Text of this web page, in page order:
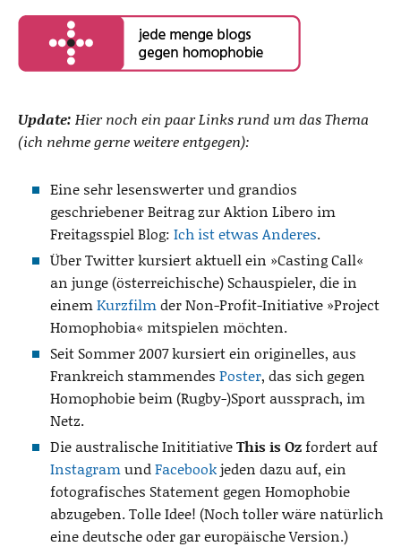
Update: Hier noch ein paar Links rund um das Thema
(ich nehme gerne weitere entgegen):
Eine sehr lesenswerter und grandios
geschriebener Beitrag zur Aktion Libero im
Freitagsspiel Blog: Ich ist etwas Anderes.
Über Twitter kursiert aktuell ein »Casting Call«
an junge (österreichische) Schauspieler, die in
einemKurzfilmder Non-Profit-Initiative »Project
Homophobia« mitspielen möchten.
Seit Sommer 2007 kursiert ein originelles, aus
Frankreich stammendes Poster, das sich gegen
Homophobie beim (Rugby-)Sport aussprach, im
Netz.
Die australische InititiativeThis is Ozfordert auf
InstagramundFacebookjeden dazu auf, ein
fotografisches Statement gegen Homophobie
abzugeben. Tolle Idee! (Noch toller wäre natürlich
eine deutsche oder gar europäische Version.)